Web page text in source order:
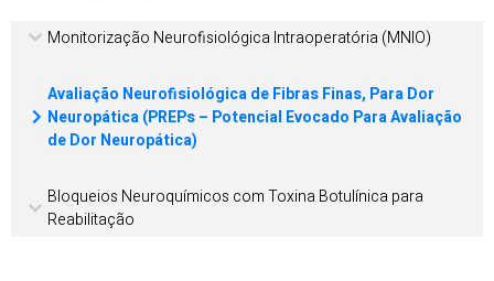
Monitorização Neurofisiológica Intraoperatória (MNIO)
Avaliação Neurofisiológica de Fibras Finas, Para Dor
Neuropática (PREPs – Potencial Evocado Para Avaliação
de Dor Neuropática)
Bloqueios Neuroquímicos com Toxina Botulínica para
Reabilitação